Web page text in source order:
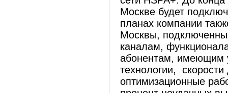
Москве будет
планах компании
Москвы,
каналам,
абонентам, имеющим
технологии,
оптимизационные